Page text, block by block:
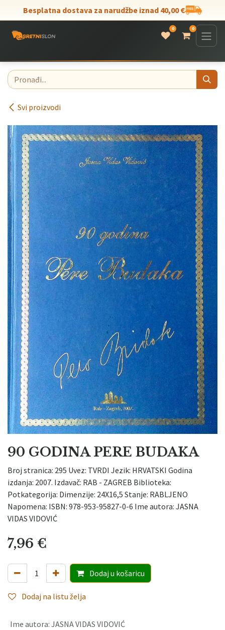
Skip to Content
Besplatna dostava za narudžbe iznad 40,00 €
0 0
Svi proizvodi
90 GODINA PERE BUDAKA
Broj stranica: 295 Uvez: TVRDI Jezik: HRVATSKI Godina
izdanja: 2007. Izdavač: RAB - ZAGREB Biblioteka:
Potkategorija: Dimenzije: 24X16,5 Stanje: RABLJENO
Napomena: ISBN: 978-953-95827-0-6 Ime autora: JASNA
VIDAS VIDOVIĆ
7,96 €
Dodaju košaricu
Dodaj na listu želja
Ime autora: JASNA VIDAS VIDOVIĆ